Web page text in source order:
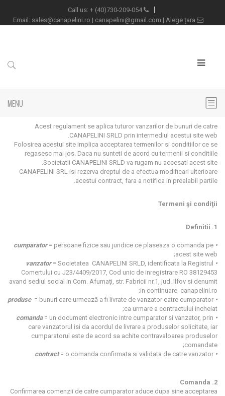
Call us:
+ (40)730-209-054
sales@canapelini.ro | canapelini@gmail.com | Alege țara
MENU
Acest regulament se aplica tuturor vanzarilor de bunuri de catre
CANAPELINI SRLD prin intermediul acestui site web.
Folosirea acestui site implica acceptarea termenilor si conditiilor ce se
regasesc mai jos. Daca nu sunteti de acord cu termenii si conditiile
Societatii CANAPELINI SRLD va rugam nu accesati acest site.
CANAPELINI SRL isi rezerva dreptul de a efectua modificari ulterioare
acestui contract, fara a notifica in prealabil partile.
Termeni şi condiţii
1. Definitii
• cumparator
= persoane fizice sau juridice ce plaseaza o comanda pe
acest site web;
• vanzator
= Societatea CANAPELINI SRLD, identificata la Registrul
Comertului cu J23/4409/2017, Cod unic de inregistrare RO 38129453
avand sediul social in Com. Afumați, str. Fabricii nr.1, jud. Ilfov si denumit
in continuare canapelini.ro;
• produse
= bunuri care urmează a fi livrate de vanzator catre cumparator
ca urmare a contractului incheiat;
• comanda
= un document electronic intre cumparator si vanzator, prin
care vanzatorul isi da acordul de livrare a produselor solicitate, iar
cumparatorul este de acord sa achite contravaloarea produselor
comandate;
• contract
= o comanda confirmata si validata de catre vanzator.
2. Comanda
Confirmarea comenzii de catre cumparator aduce dupa sine acceptarea